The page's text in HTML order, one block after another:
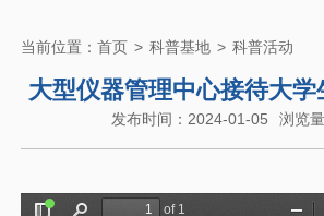
当前位置： 首页 > 科普基地 > 科普活动
大型仪器管理中心接待大
发布时间：2024-01-05 浏览量